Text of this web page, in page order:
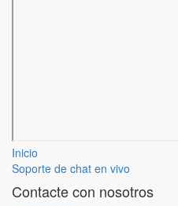
Inicio
Soporte de chat en vivo
Contacte con nosotros